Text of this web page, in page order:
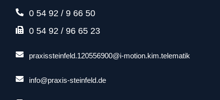
0 54 92 / 9 66 50
0 54 92 / 96 65 23
praxissteinfeld.120556900@i-motion.kim.telematik
info@praxis-steinfeld.de